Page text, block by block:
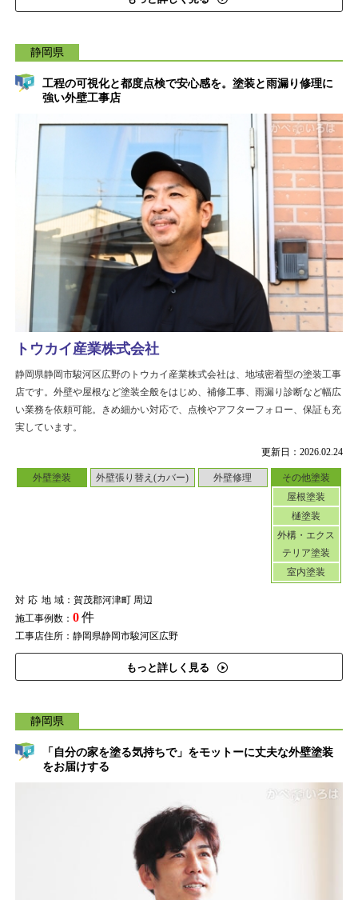
静岡県
工程の可視化と都度点検で安心感を。塗装と雨漏り修理に
強い外壁工事店
更新日：2026.02.24
外壁塗装 外壁張り替え(カバー) 外壁修理
その他塗装
屋根塗装
樋塗装
外構・エクス
テリア塗装
室内塗装
対応地域：賀茂郡河津町 周辺
施工事例数： 0件
工事店住所：静岡県静岡市駿河区広野
もっと詳しく見る
トウカイ産業株式会社
静岡県静岡市駿河区広野のトウカイ産業株式会社は、地域密着型の塗装工事
店です。外壁や屋根など塗装全般をはじめ、補修工事、雨漏り診断など幅広
い業務を依頼可能。きめ細かい対応で、点検やアフターフォロー、保証も充
実しています。
静岡県
「自分の家を塗る気持ちで」をモットーに丈夫な外壁塗装
をお届けする